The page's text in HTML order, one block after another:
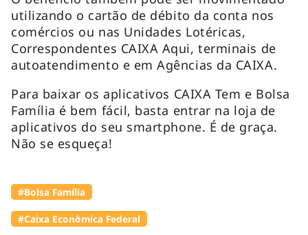
utilizando o cartão de débito da conta nos
comércios ou nas Unidades Lotéricas,
Correspondentes CAIXA Aqui, terminais de
autoatendimento e em Agências da CAIXA.
Para baixar os aplicativos CAIXA Tem e Bolsa
Família é bem fácil, basta entrar na loja de
aplicativos do seu smartphone. É de graça.
Não se esqueça!
#Bolsa Família
#Caixa Econômica Federal